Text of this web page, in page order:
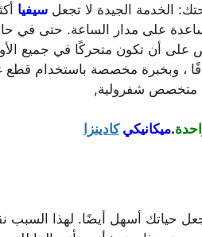
الخدمة الجيدة لا تجعل سيفيا
على مدار الساعة. حتى في
أن تكون متحركًا في جميع
، وبخبرة مخصصة باستخدام قطع
متخصص شفرولية,
.ميكانيكيكادينزا
حياتك أسهل أيضًا. لهذا السبب